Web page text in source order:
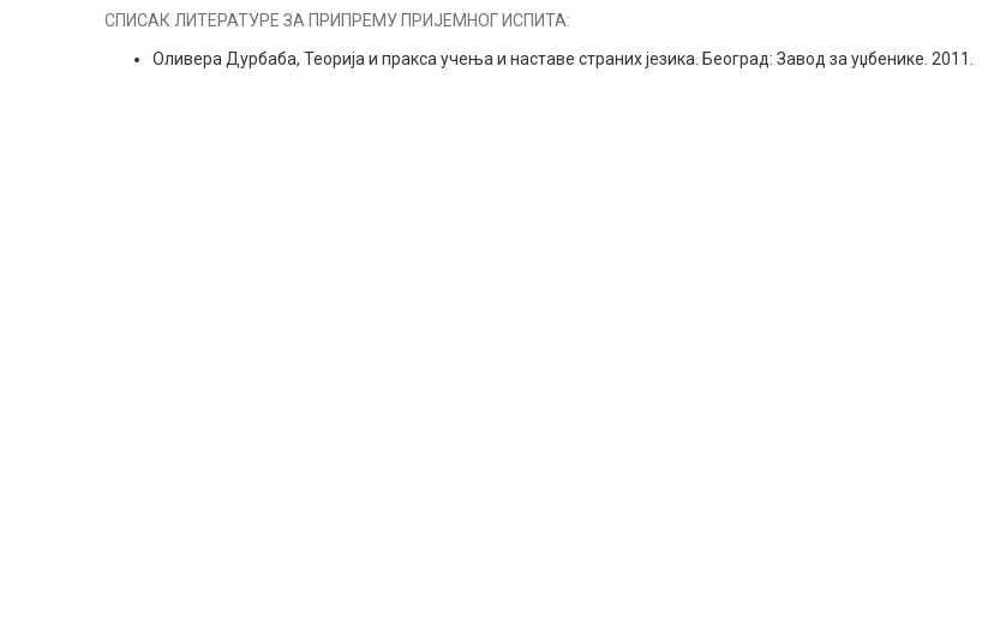
СПИСАК ЛИТЕРАТУРЕ ЗА ПРИПРЕМУ ПРИЈЕМНОГ ИСПИТА:
Оливера Дурбаба, Теорија и пракса учења и наставе страних језика. Београд: Завод за уџбенике. 2011.